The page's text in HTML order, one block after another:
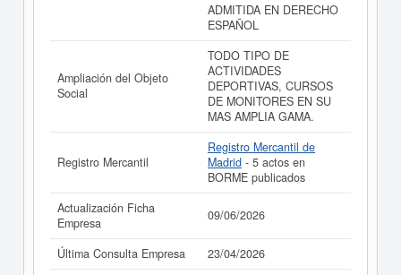
ADMITIDA EN DERECHO
ESPAÑOL
Ampliación del Objeto
Social
TODO TIPO DE
ACTIVIDADES
DEPORTIVAS, CURSOS
DE MONITORES EN SU
MAS AMPLIA GAMA.
Registro Mercantil
Registro Mercantil de
Madrid - 5 actos en
BORME publicados
Actualización Ficha
Empresa
09/06/2026
Última Consulta Empresa
23/04/2026